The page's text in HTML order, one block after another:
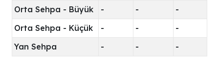
Orta Sehpa - Büyük - -
-
Orta Sehpa - Küçük
- -
-
Yan Sehpa
- - -